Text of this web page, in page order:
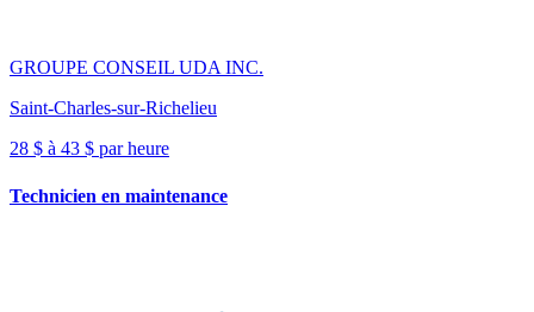
GROUPE CONSEIL UDA INC.
Saint-Charles-sur-Richelieu
28 $ à 43 $ par heure
Technicien en maintenance